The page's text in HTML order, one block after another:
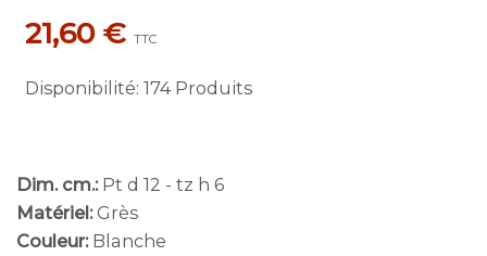
21,60 € TTC
Disponibilité: 174 Produits
Dim. cm.: Pt d 12 - tz h 6
Matériel: Grès
Couleur: Blanche